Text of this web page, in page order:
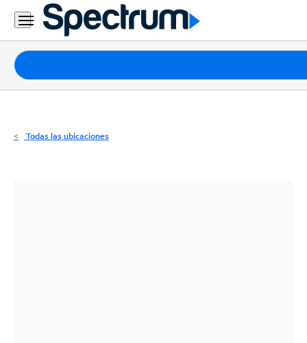
Residencial
Business
Paquetes
Internet
Todas las ubicaciones